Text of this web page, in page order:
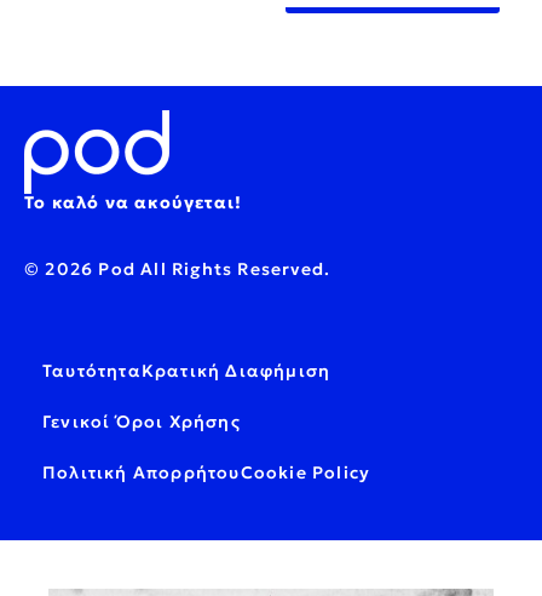
Το καλό να ακούγεται!
© 2026 Pod All Rights Reserved.
ΤαυτότηταΚρατική Διαφήμιση
Γενικοί Όροι Χρήσης
Πολιτική ΑπορρήτουCookie Policy